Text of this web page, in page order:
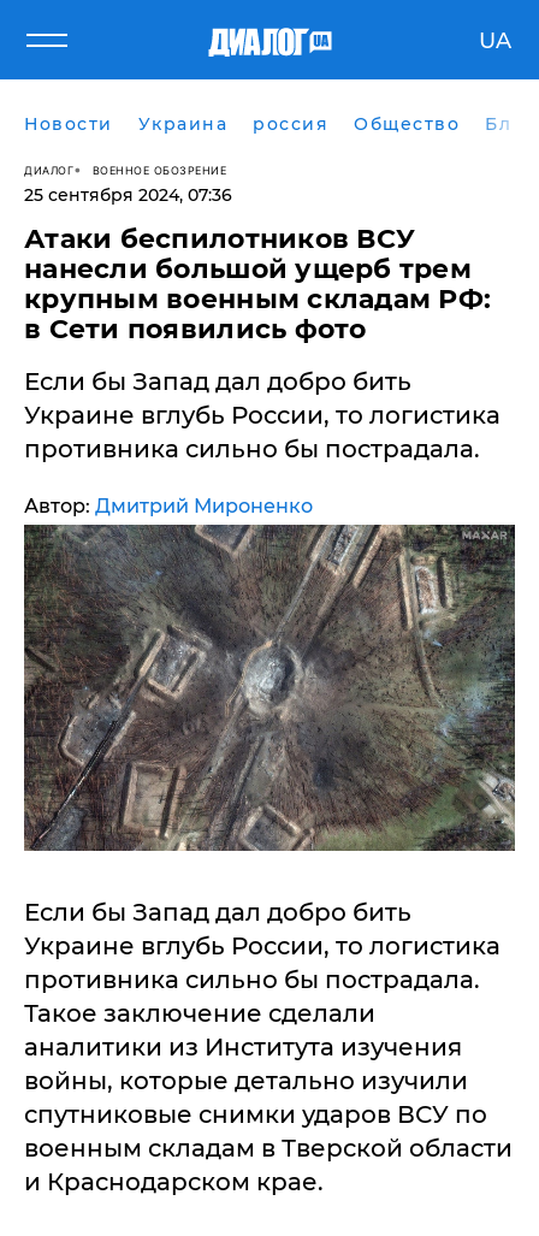
UA
Новости Украина россия Общество
ДИАЛОГ ВОЕННОЕ ОБОЗРЕНИЕ
25 сентября 2024, 07:36
​Атаки беспилотников ВСУ
нанесли большой ущерб трем
крупным военным складам РФ:
в Сети появились фото
Если бы Запад дал добро бить
Украине вглубь России, то логистика
противника сильно бы пострадала.
Автор: Дмитрий Мироненко
Если бы Запад дал добро бить
Украине вглубь России, то логистика
противника сильно бы пострадала.
Такое заключение сделали
аналитики из Института изучения
войны, которые детально изучили
спутниковые снимки ударов ВСУ по
военным складам в Тверской области
и Краснодарском крае.